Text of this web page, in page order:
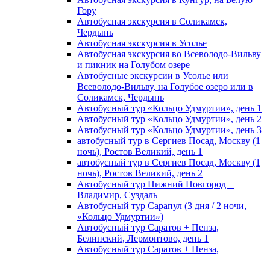
Гору
Автобусная экскурсия в Соликамск,
Чердынь
Автобусная экскурсия в Усолье
Автобусная экскурсия во Всеволодо-Вильву
и пикник на Голубом озере
Автобусные экскурсии в Усолье или
Всеволодо-Вильву, на Голубое озеро или в
Соликамск, Чердынь
Автобусный тур «Кольцо Удмуртии», день 1
Автобусный тур «Кольцо Удмуртии», день 2
Автобусный тур «Кольцо Удмуртии», день 3
автобусный тур в Сергиев Посад, Москву (1
ночь), Ростов Великий, день 1
автобусный тур в Сергиев Посад, Москву (1
ночь), Ростов Великий, день 2
Автобусный тур Нижний Новгород +
Владимир, Суздаль
Автобусный тур Сарапул (3 дня / 2 ночи,
«Кольцо Удмуртии»)
Автобусный тур Саратов + Пенза,
Белинский, Лермонтово, день 1
Автобусный тур Саратов + Пенза,